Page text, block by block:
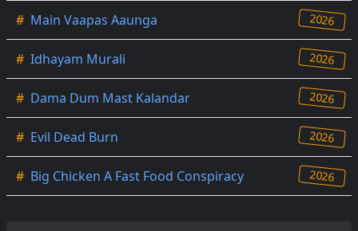
# Main Vaapas Aaunga 2026
# Idhayam Murali 2026
# Dama Dum Mast Kalandar 2026
# Evil Dead Burn 2026
# Big Chicken A Fast Food Conspiracy 2026